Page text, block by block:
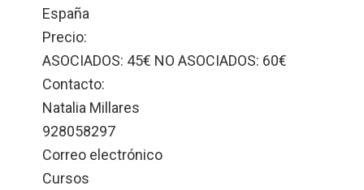
España
Precio:
ASOCIADOS: 45€ NO ASOCIADOS: 60€
Contacto:
Natalia Millares
928058297
Correo electrónico
Cursos